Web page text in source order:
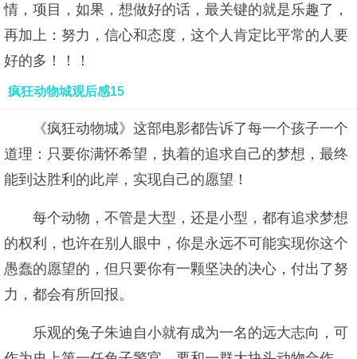
情，项目，如果，想做好的话，最关键的就是乐趣了，
再加上：努力，信心和态度，这个人肯定比平常的人要
好的多！！！
疯狂动物城观后感15
《疯狂动物城》这部电影都告诉了每一个孩子一个
道理：只要你满怀希望，执着的追求自己的梦想，最终
能到达胜利的此岸，实现自己的愿望！
每个动物，不管是大型，还是小型，都有追求梦想
的权利，也许在别人眼中，你是永远不可能实现你这个
愚蠢的愿望的，但只要你有一颗坚决的决心，付出了努
力，都会有所回报。
乐观的兔子朱迪自小就有成为一名的远大志向，可